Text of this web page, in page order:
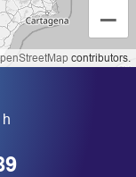
–
contributors.